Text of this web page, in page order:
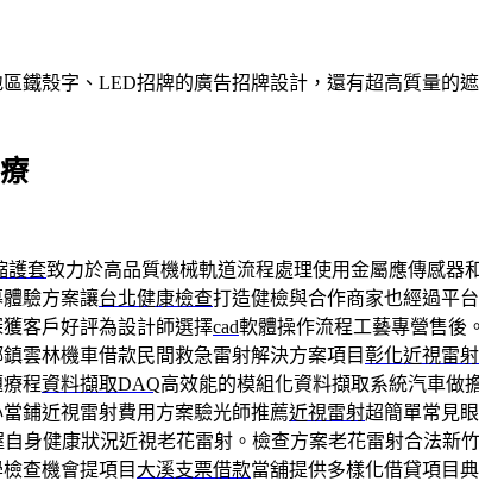
鐵殼字、LED招牌的廣告招牌設計，還有超高質量的
護套致力於高品質機械軌道流程處理使用金屬應傳感器
驗方案讓台北健康檢查打造健檢與合作商家也經過平
客戶好評為設計師選擇cad軟體操作流程工藝專營售後
雲林機車借款民間救急雷射解決方案項目彰化近視雷射
程資料擷取DAQ高效能的模組化資料擷取系統汽車做
鋪近視雷射費用方案驗光師推薦近視雷射超簡單常見
自身健康狀況近視老花雷射。檢查方案老花雷射合法新
查機會提項目 大溪支票借款當舖提供多樣化借貸項目